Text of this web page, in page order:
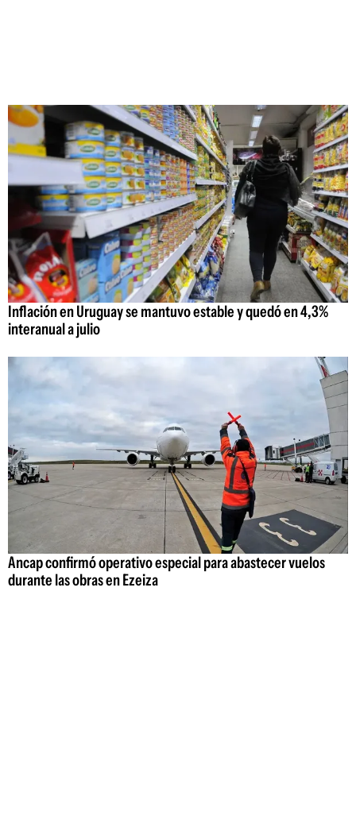
Inflación en Uruguay se mantuvo estable y quedó en 4,3%
interanual a julio
Ancap confirmó operativo especial para abastecer vuelos
durante las obras en Ezeiza